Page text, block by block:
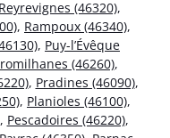
Reyrevignes (46320),
, Rampoux (46340),
, Puy-l’Évêque
(46260),
, Pradines (46090),
, Planioles (46100),
, Pescadoires (46220),